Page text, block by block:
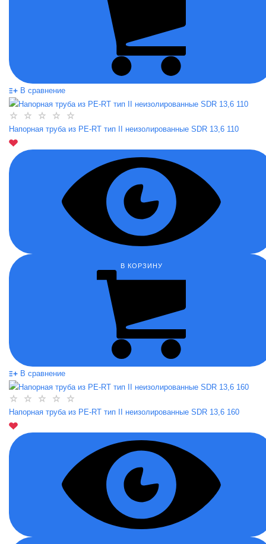
В сравнение
Напорная труба из PE-RT тип II неизолированные SDR 13,6 110
В КОРЗИНУ
В сравнение
Напорная труба из PE-RT тип II неизолированные SDR 13,6 160